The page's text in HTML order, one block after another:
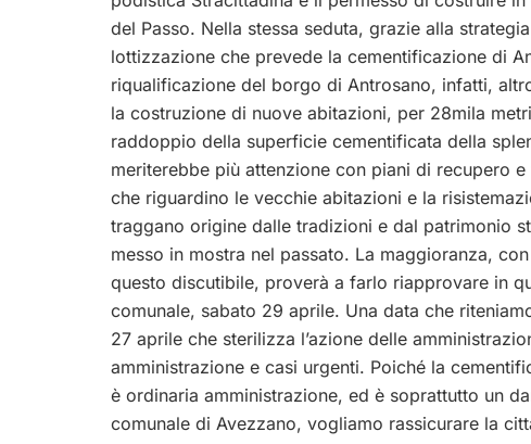
del Passo. Nella stessa seduta, grazie alla
lottizzazione che prevede la cementificazione di
riqualificazione del borgo di Antrosano, infatti,
la costruzione di nuove abitazioni, per 28mila
raddoppio della superficie cementificata della
meriterebbe più attenzione con piani di recupero
che riguardino le vecchie abitazioni e la
traggano origine dalle tradizioni e dal patrimonio
messo in mostra nel passato. La maggioranza,
questo discutibile, proverà a farlo riapprovare in
comunale, sabato 29 aprile. Una data che
27 aprile che sterilizza l’azione delle
amministrazione e casi urgenti. Poiché la
è ordinaria amministrazione, ed è soprattutto un
comunale di Avezzano, vogliamo rassicurare la